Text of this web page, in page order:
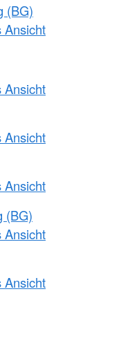
(BG)
Ansicht
Ansicht
Ansicht
Ansicht
(BG)
Ansicht
Ansicht